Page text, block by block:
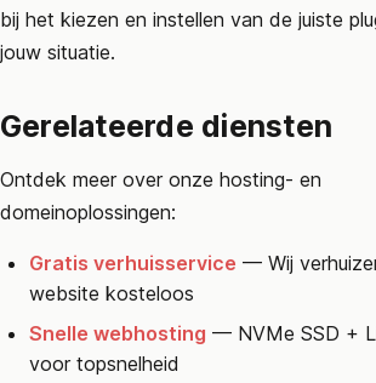
bij het kiezen en instellen van de juiste
jouw situatie.
Gerelateerde diensten
Ontdek meer over onze hosting- en
domeinoplossingen:
Gratis verhuisservice — Wij
website kosteloos
Snelle webhosting — NVMe SSD +
voor topsnelheid